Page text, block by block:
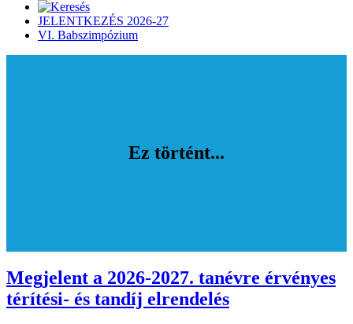
JELENTKEZÉS 2026-27
VI. Babszimpózium
Ez történt...
Megjelent a 2026-2027. tanévre érvényes
térítési- és tandíj elrendelés